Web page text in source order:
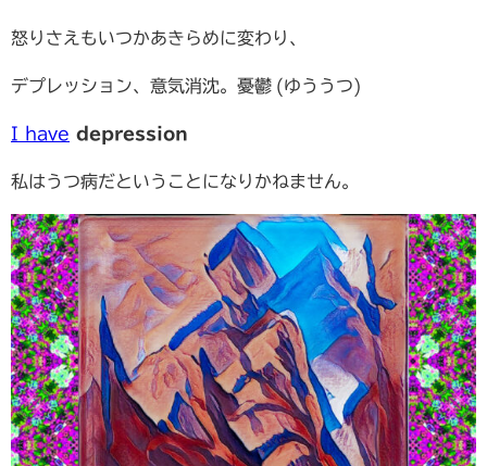
怒りさえもいつかあきらめに変わり、
デプレッション、 意気消沈。憂鬱 (ゆううつ)
I have depression
私はうつ病だということになりかねません。